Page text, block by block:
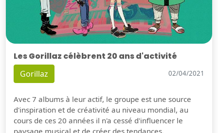
Les Gorillaz célèbrent 20 ans d'activité
Gorillaz 02/04/2021
Avec 7 albums à leur actif, le groupe est une source
d'inspiration et de créativité au niveau mondial, au
cours de ces 20 années il n'a cessé d'influencer le
paysage musical et de créer des tendances.